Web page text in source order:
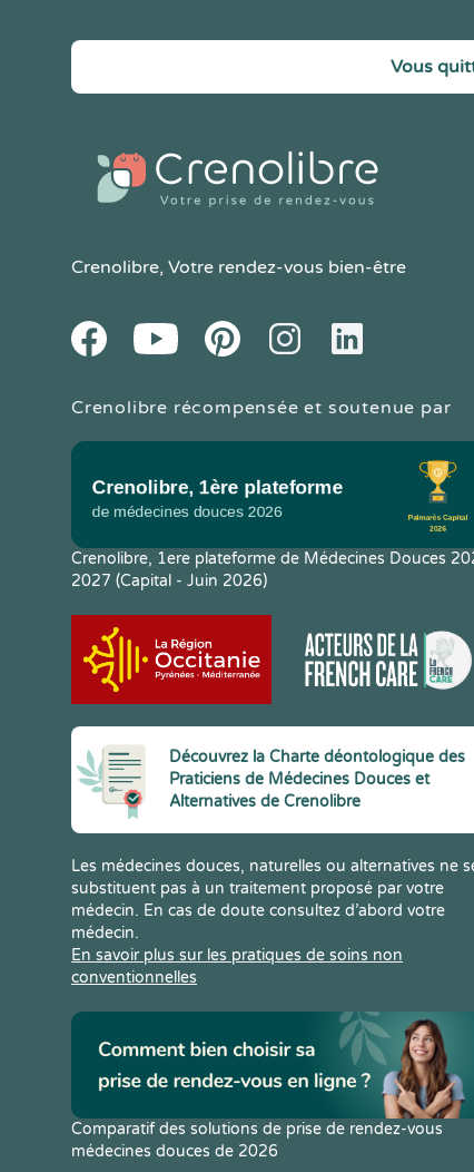
Vous
Crenolibre, Votre rendez-vous bien-être
FacebookYoutube PinteresetInstagramLinkedIn
Crenolibre récompensée et soutenue par
Crenolibre, 1ere plateforme de Médecines Douces
2027 (Capital - Juin 2026)
Découvrez la Charte déontologique des
Praticiens de Médecines Douces et
Alternatives de Crenolibre
Les médecines douces, naturelles ou alternatives ne
substituent pas à un traitement proposé par votre
médecin. En cas de doute consultez d’abord votre
médecin.
En savoir plus sur les pratiques de soins non
conventionnelles
Comparatif des solutions de prise de rendez-vous
médecines douces de 2026